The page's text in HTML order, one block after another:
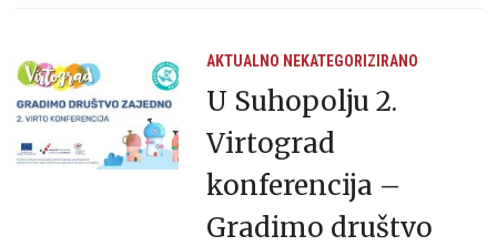
AKTUALNO NEKATEGORIZIRANO
U Suhopolju 2.
Virtograd
konferencija –
Gradimo društvo